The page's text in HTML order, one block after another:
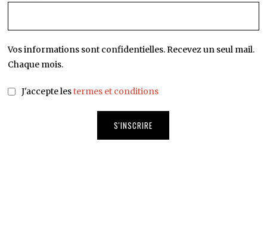
Vos informations sont confidentielles. Recevez un seul mail.
Chaque mois.
J'accepte lestermes et conditions